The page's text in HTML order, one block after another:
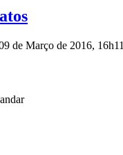
de Março de 2016, 16h11